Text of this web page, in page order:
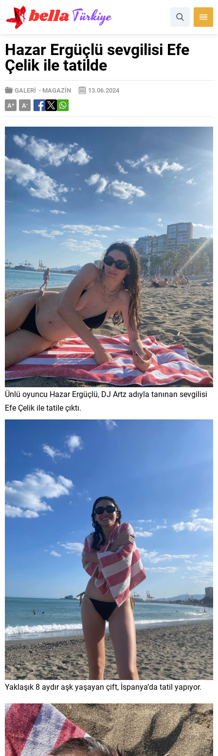
Hazar Ergüçlü sevgilisi Efe
Çelik ile tatilde
GALERİ - MAGAZİN
13.06.2024
A+ A-
Ünlü oyuncu Hazar Ergüçlü, DJ Artz adıyla tanınan sevgilisi
Efe Çelik ile tatile çıktı.
Yaklaşık 8 aydır aşk yaşayan çift, İspanya’da tatil yapıyor.